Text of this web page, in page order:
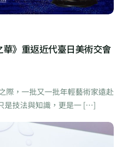
》重返近代臺日美術交會
，一批又一批年輕藝術家遠赴
是技法與知識，更是一 […]